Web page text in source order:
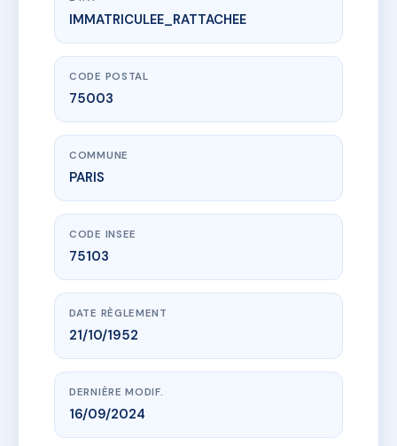
www.vme.plus/AD5621321
27 RUE MICHEL LE COMTE
27 r michel le comte
IMMATRICULEE_RATTACHEE
CODE POSTAL
75003
COMMUNE
PARIS
CODE INSEE
75103
DATE RÈGLEMENT
21/10/1952
DERNIÈRE MODIF.
16/09/2024